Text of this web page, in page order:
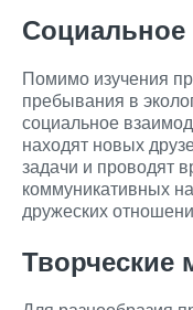
Социальное
Помимо изучения
пребывания в
социальное
находят новых
задачи и проводят
коммуникативных
дружеских
Творческие